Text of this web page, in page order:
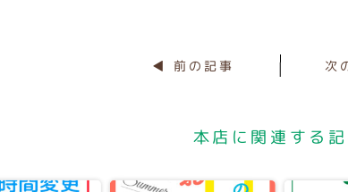
◀ 前の記事 次
本店に関連する記